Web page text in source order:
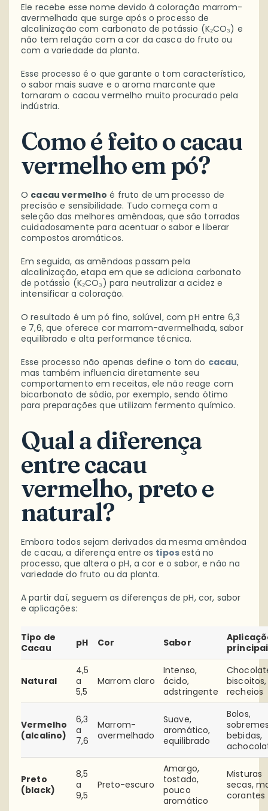
Ele recebe esse nome devido à coloração marrom-
avermelhada que surge após o processo de
alcalinização com carbonato de potássio (K₂CO₃) e
não tem relação com a cor da casca do fruto ou
com a variedade da planta.
Esse processo é o que garante o tom característico,
o sabor mais suave e o aroma marcante que
tornaram o cacau vermelho muito procurado pela
indústria.
Como é feito o cacau
vermelho em pó?
O cacau vermelho é fruto de um processo de
precisão e sensibilidade. Tudo começa com a
seleção das melhores amêndoas, que são torradas
cuidadosamente para acentuar o sabor e liberar
compostos aromáticos.
Em seguida, as amêndoas passam pela
alcalinização, etapa em que se adiciona carbonato
de potássio (K₂CO₃) para neutralizar a acidez e
intensificar a coloração.
O resultado é um pó fino, solúvel, com pH entre 6,3
e 7,6, que oferece cor marrom-avermelhada, sabor
equilibrado e alta performance técnica.
Esse processo não apenas define o tom do cacau,
mas também influencia diretamente seu
comportamento em receitas, ele não reage com
bicarbonato de sódio, por exemplo, sendo ótimo
para preparações que utilizam fermento químico.
Qual a diferença
entre cacau
vermelho, preto e
natural?
Embora todos sejam derivados da mesma amêndoa
de cacau, a diferença entre os tiposestá no
processo, que altera o pH, a cor e o sabor, e não na
variedade do fruto ou da planta.
A partir daí, seguem as diferenças de pH, cor, sabor
e aplicações:
Tipo de
Cacau
pH Cor Sabor
Natural
4,5
a
5,5
Marrom claro
Intenso,
ácido,
adstringente
biscoitos,
recheios
Vermelho
(alcalino)
6,3
a
7,6
Marrom-
avermelhado
Suave,
aromático,
equilibrado
Bolos,
bebidas,
Preto
(black)
8,5
a
9,5
Preto-escuro
Amargo,
tostado,
pouco
aromático
Misturas
secas,
corantes